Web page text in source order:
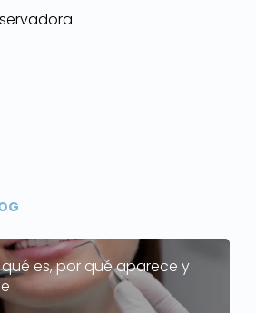
es, por qué aparece y